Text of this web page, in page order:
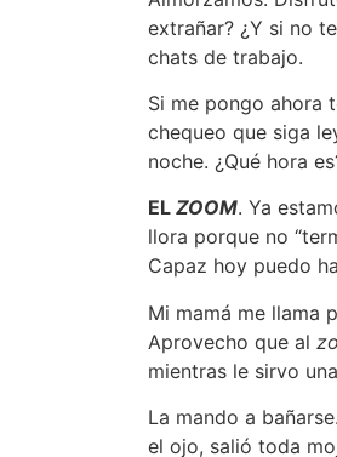
extrañar? ¿Y si no
chats de trabajo.
Si me pongo ahora
chequeo que siga
noche. ¿Qué hora
EL ZOOM. Ya
llora porque no
Capaz hoy puedo
Mi mamá me llama
Aprovecho que al
mientras le sirvo
La mando a
el ojo, salió toda